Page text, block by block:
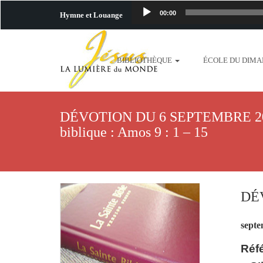
Hymne et Louange 00:00
taime.mp3 http://
content/uploads/2018/06/
http://www.lafoiapostolique.org/wp-
http://www.lafoiapostolique.org/wp-
BIBLIOTHÈQUE ÉCOLE DU
DÉVOTION DU 6 SEPTEMBRE
biblique : Amos 9 : 1 – 15